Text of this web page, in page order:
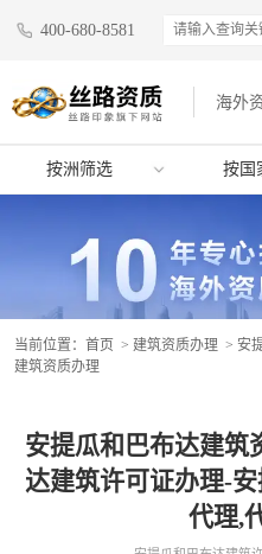
400-680-8581
海外
按洲筛选 按国
当前位置： 首页 > 建筑资质办理 > 安
建筑资质办理
安提瓜和巴布达建筑
达建筑许可证办理-
代理,